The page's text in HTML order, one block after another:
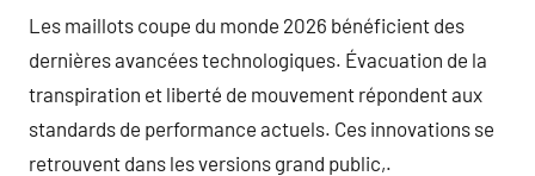
Les maillots coupe du monde 2026 bénéficient des
dernières avancées technologiques. Évacuation de la
transpiration et liberté de mouvement répondent aux
standards de performance actuels. Ces innovations se
retrouvent dans les versions grand public,.